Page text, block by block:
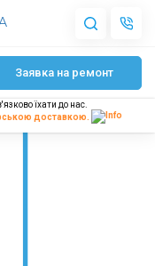
Заявка на ремонт
їхати до нас.
доставкою.
роз’ємів на платі